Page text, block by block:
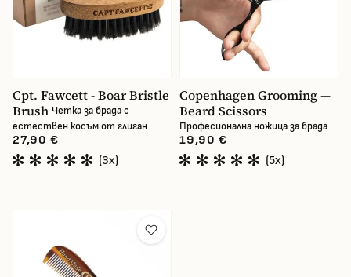
Cpt. Fawcett - Boar Bristle
Brush Четка за брада с
естествен косъм от глиган
27,90 €
(3x)
Copenhagen Grooming —
Beard Scissors
Професионална ножица за брада
19,90 €
(5x)